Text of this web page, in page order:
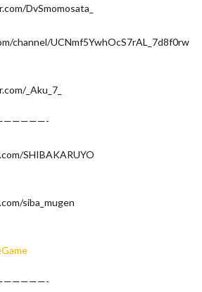
DvSmomosata_
channel/UCNmf5YwhOcS7rAL_7d8f0rw
_Aku_7_
SHIBAKARUYO
siba_mugen